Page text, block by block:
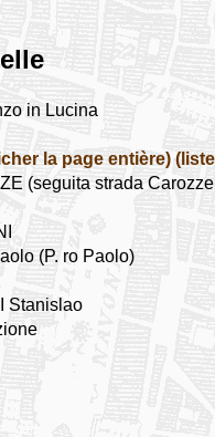
in Lucina
la page entière)
(seguita strada
(P. ro Paolo)
Stanislao